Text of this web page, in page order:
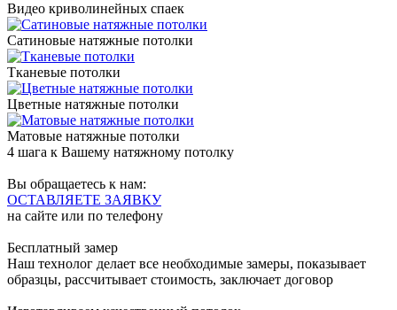
Видео криволинейных спаек
Сатиновые натяжные потолки
Тканевые потолки
Цветные натяжные потолки
Матовые натяжные потолки
4 шага к Вашему натяжному потолку
Вы обращаетесь к нам:
ОСТАВЛЯЕТЕ ЗАЯВКУ
на сайте или по телефону
Бесплатный замер
Наш технолог делает все необходимые замеры, показывает
образцы, рассчитывает стоимость, заключает договор